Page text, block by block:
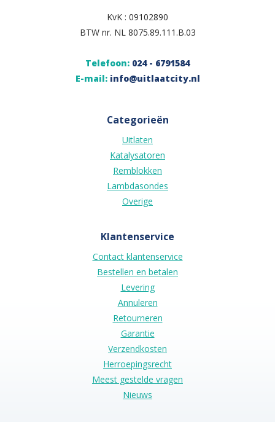
KvK : 09102890
BTW nr. NL 8075.89.111.B.03
Telefoon: 024 - 6791584
E-mail: info@uitlaatcity.nl
Categorieën
Uitlaten
Katalysatoren
Remblokken
Lambdasondes
Overige
Klantenservice
Contact klantenservice
Bestellen en betalen
Levering
Annuleren
Retourneren
Garantie
Verzendkosten
Herroepingsrecht
Meest gestelde vragen
Nieuws